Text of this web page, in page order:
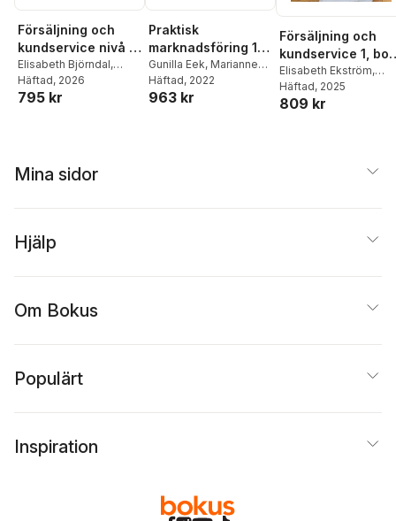
Försäljning och
kundservice nivå 2
Fakta och uppgifter
Elisabeth Björndal,
Gunilla Eek,Caroline
Hansson
Häftad, 2026
795 kr
Praktisk
marknadsföring 1
Fakta och uppgifter
Gunilla Eek, Marianne
Feldt,Anders Pihlsgård
Susanne Walldenheid
Häftad, 2022
963 kr
Försäljning och
kundservice 1,
Gy25
Elisabeth Ekström,
Maria Almeborn
Strömberg
Häftad, 2025
809 kr
Mina sidor
Hjälp
Om Bokus
Populärt
Inspiration